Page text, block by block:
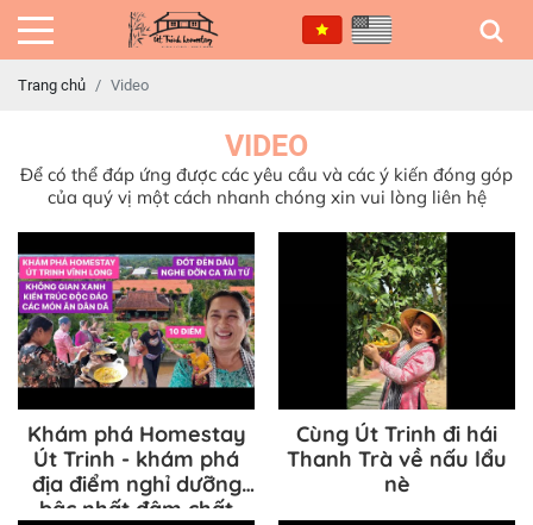
Trang chủ Video
VIDEO
Để có thể đáp ứng được các yêu cầu và các ý kiến đóng góp
của quý vị một cách nhanh chóng xin vui lòng liên hệ
Khám phá Homestay
Út Trinh - khám phá
địa điểm nghỉ dưỡng
bậc nhất đậm chất
Cùng Út Trinh đi hái
Thanh Trà về nấu lẩu
nè